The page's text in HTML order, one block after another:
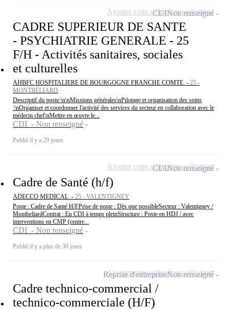
CADRE SUPERIEUR DE SANTE
- PSYCHIATRIE GENERALE - 25
F/H - Activités sanitaires, sociales
et culturelles
AHBFC HOSPITALIERE DE BOURGOGNE FRANCHE COMTE - 25 -
MONTBÉLIARD
Descriptif du poste:\n\nMissions générales\nPilotage et organisation des soins
:\nOrganiser et coordonner l'activité des services du secteur en collaboration avec le
médecin chef\nMettre en œuvre le...
CDI - Non renseigné
Publié il y a 29 jours
CDINon renseigné
Ajouter cette offre à ma sélection
Cadre de Santé (h/f)
ADECCO MEDICAL - 25 - VALENTIGNEY
Poste : Cadre de Santé H/FPrise de poste : Dès que possibleSecteur : Valentigney /
MontbeliardContrat : En CDI à temps pleinStructure : Poste en HDJ / avec
interventions en CMP (centre...
CDI - Non renseigné
Publié il y a plus de 30 jours
CDINon renseigné
Ajouter cette offre à ma sélection
Cadre technico-commercial /
technico-commerciale (H/F)
Reprise d'entrepriseNon renseigné
Ajouter cette offre à ma sélection